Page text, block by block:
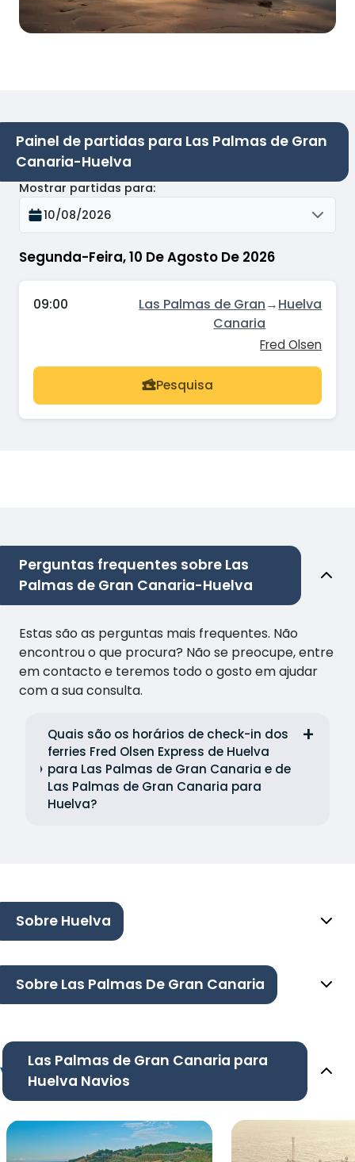
Painel de partidas para Las Palmas de Gran
Canaria-Huelva
Segunda-Feira, 10 De Agosto De 2026
Mostrar partidas para:
10/08/2026
09:00
Las Palmas de Gran
Canaria
→Huelva
Fred Olsen
Pesquisa
Perguntas frequentes sobre Las
Palmas de Gran Canaria-Huelva
Estas são as perguntas mais frequentes. Não
encontrou o que procura? Não se preocupe, entre
em contacto e teremos todo o gosto em ajudar
com a sua consulta.
Quais são os horários de check-in dos
ferries Fred Olsen Express de Huelva
para Las Palmas de Gran Canaria e de
Las Palmas de Gran Canaria para
Huelva?
Sobre Huelva
Sobre Las Palmas De Gran Canaria
Las Palmas de Gran Canaria para
Huelva Navios